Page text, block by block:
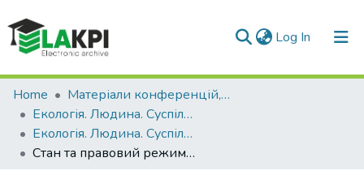
Log In (current)
Communities & Collections
All of DSpace
Statistics
Home
Матеріали конференцій, семінарів і т.п.
Екологія. Людина. Суспільство
Екологія. Людина. Суспільство (18 ; 2015 ; Київ)
Стан та правовий режим територій природно-заповідного фонду України